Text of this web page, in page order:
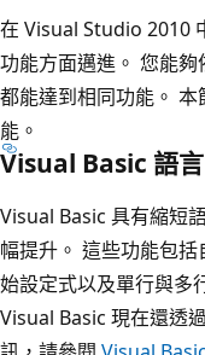
在 Visual Studio 2010
功能方面邁進。 您能
都能達到相同功能。
能。
Visual Basic 語言
Visual Basic 具有縮短
幅提升。 這些功能包
始設定式以及單行與多
Visual Basic 現在還透